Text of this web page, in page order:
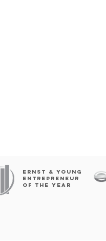
ERNST & YOUNG
ENTREPRENEUR
OF THE YEAR